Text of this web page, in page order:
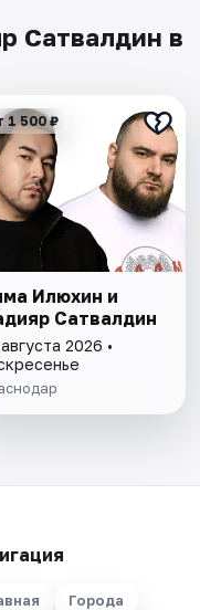
Сатвалдин в
1 500 ₽
Илюхин и
Сатвалдин
2026 •
Города